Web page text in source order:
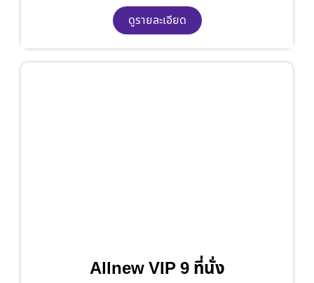
ดูรายละเอียด
Allnew VIP 9 ที่นั่ง